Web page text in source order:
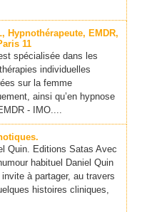
Hypnothérapeute, EMDR,
11
spécialisée dans les
individuelles
sur la femme
ainsi qu’en hypnose
- IMO....
Quin. Editions Satas Avec
habituel Daniel Quin
à partager, au travers
histoires cliniques,